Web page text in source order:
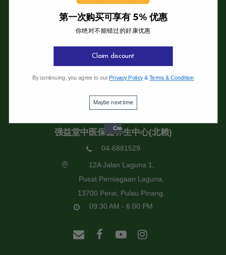
强益堂全息中医诊所(槟岛)
11600 Pulau Pinang.
强益堂中医保健养生中心(北赖)
04-6881529
12A Jalan Laguna 1,
Pusat Perniagaan Laguna,
13700 Perai, Pulau Pinang.
09:30 AM - 6:00 PM
第一次购买可享有 5% 优惠
你绝对不能错过的好康优惠
Claim discount
By continuing, you agree to our Privacy Policy&Terms & Condition
Maybe next time